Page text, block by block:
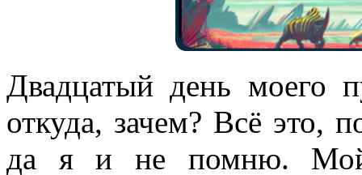
Двадцатый день моего
откуда, зачем? Всё это,
да я и не помню. Мой